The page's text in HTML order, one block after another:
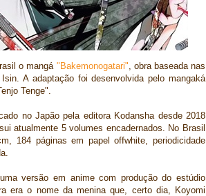
o mangá "Bakemonogatari" , obra baseada nas
A adaptação foi desenvolvida pelo mangaká
Tenge".
no Japão pela editora Kodansha desde 2018
atualmente 5 volumes encadernados. No Brasil
184 páginas em papel offwhite, periodicidade
versão em anime com produção do estúdio
era o nome da menina que, certo dia, Koyomi